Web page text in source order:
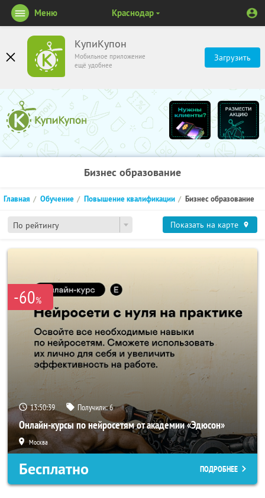
КупиКупон
Мобильное приложение
ещё удобнее
Загрузить
Меню Краснодар
Бизнес образование
По рейтингу
Главная Обучение Повышение квалификации Бизнес образование
Показать на карте
-60%
13:50:38 Получили:6
Онлайн-курсы по нейросетям от академии «Эдюсон»
Москва
Бесплатно ПОДРОБНЕЕ